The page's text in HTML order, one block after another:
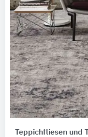
Teppichfliesen und